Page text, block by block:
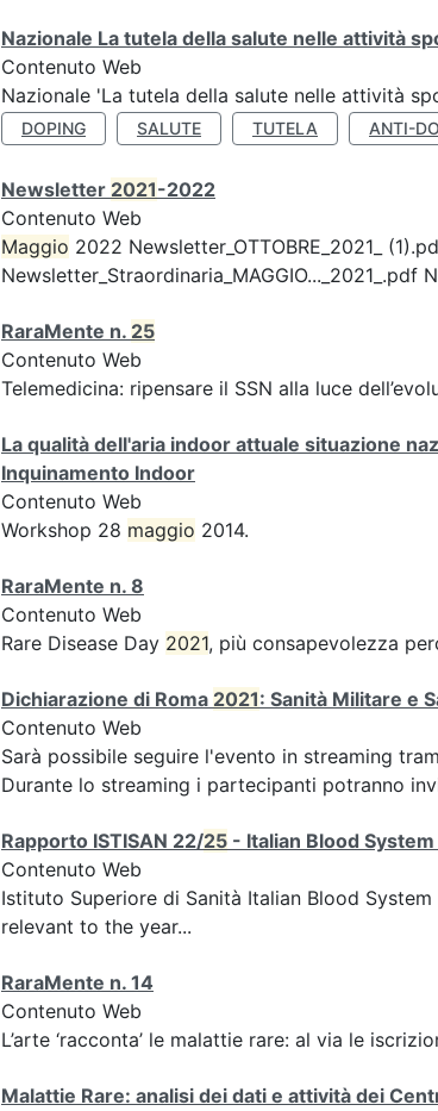
Nazionale La tutela della salute nelle attività
Contenuto Web
Nazionale 'La tutela della salute nelle attività
DOPING SALUTE TUTELA ANTI-
Newsletter 2021-2022
Contenuto Web
Maggio 2022 Newsletter_OTTOBRE_2021_
Newsletter_Straordinaria_MAGGIO..._2021_.pdf
RaraMente n. 25
Contenuto Web
Telemedicina: ripensare il SSN alla luce
La qualità dell'aria indoor attuale situazione
Inquinamento Indoor
Contenuto Web
Workshop 28 maggio 2014.
RaraMente n. 8
Contenuto Web
Rare Disease Day 2021, più consapevolezza
Dichiarazione di Roma 2021: Sanità Militare e
Contenuto Web
Sarà possibile seguire l'evento in streaming
Durante lo streaming i partecipanti potranno
Rapporto ISTISAN 22/25 - Italian Blood System
Contenuto Web
Istituto Superiore di Sanità Italian Blood System
relevant to the year...
RaraMente n. 14
Contenuto Web
L’arte ‘racconta’ le malattie rare: al via le
Malattie Rare: analisi dei dati e attività dei